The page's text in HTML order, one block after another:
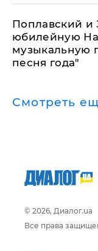
Поплавский и
юбилейную
музыкальную
песня года"
Смотреть
© 2026, Диалог.ua
Все права